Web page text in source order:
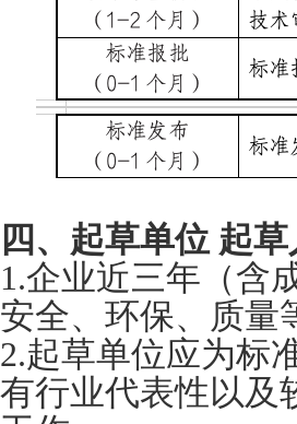
四、 起草单位 起
1.企业近三年（含
安全、环保、质量
2.起草单位应为标
有行业代表性以及